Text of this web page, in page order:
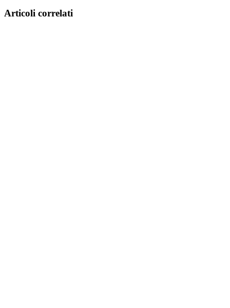
Articoli correlati